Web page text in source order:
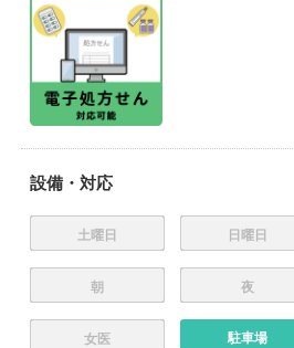
設備・対応
土曜日 日曜日
朝 夜
女医 駐車場